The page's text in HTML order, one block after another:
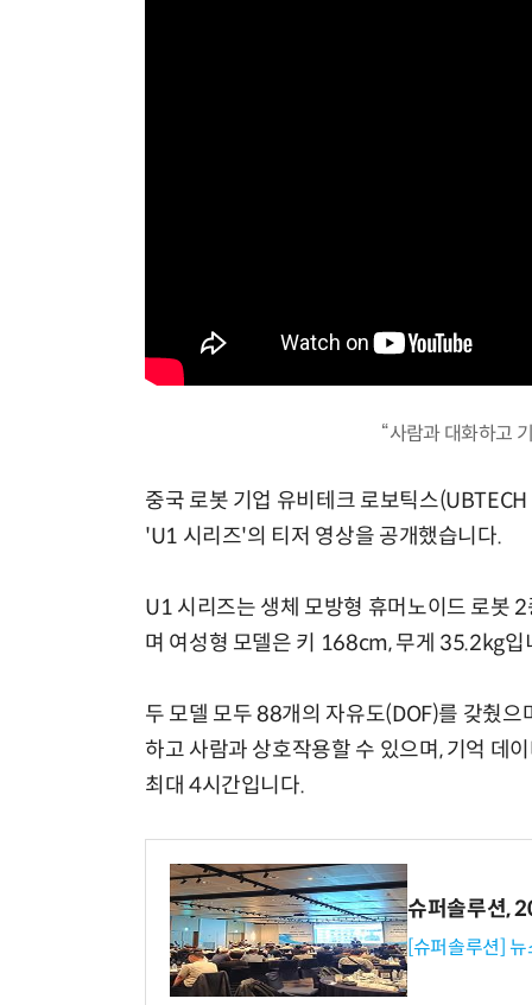
“사람과 대화하고
중국 로봇 기업 유비테크 로보틱스
'U1 시리즈'의 티저 영상을 공개했습니다.
U1 시리즈는 생체 모방형 휴머노이드 로봇
며 여성형 모델은 키 168cm, 무게 35.2kg입
두 모델 모두 88개의 자유도(DOF)를 갖췄
하고 사람과 상호작용할 수 있으며, 기억 데
최대 4시간입니다.
슈퍼솔루션,
[슈퍼솔루션]